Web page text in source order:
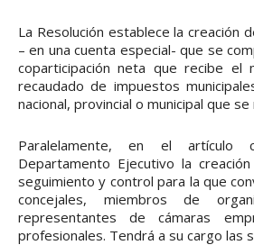
La Resolución establece la creación
– en una cuenta especial- que se
coparticipación neta que recibe el
recaudado de impuestos
nacional, provincial o municipal que
Paralelamente, en el artículo
Departamento Ejecutivo la
seguimiento y control para la que
concejales, miembros de
representantes de cámaras
profesionales. Tendrá a su cargo las